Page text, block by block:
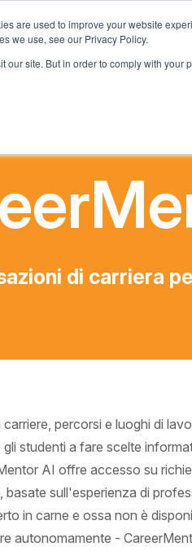
are used to improve your website
we use, see our Privacy Policy.
our site. But in order to comply with
di carriera
carriere, percorsi e luoghi di
gli studenti a fare scelte
AI offre accesso su
basate sull'esperienza di
in carne e ossa non è
autonomamente -